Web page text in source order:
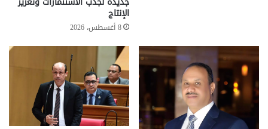
الإنتاج
8 أغسطس، 2026